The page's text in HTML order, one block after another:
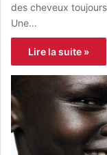
des cheveux
Une…
Lire la suite »